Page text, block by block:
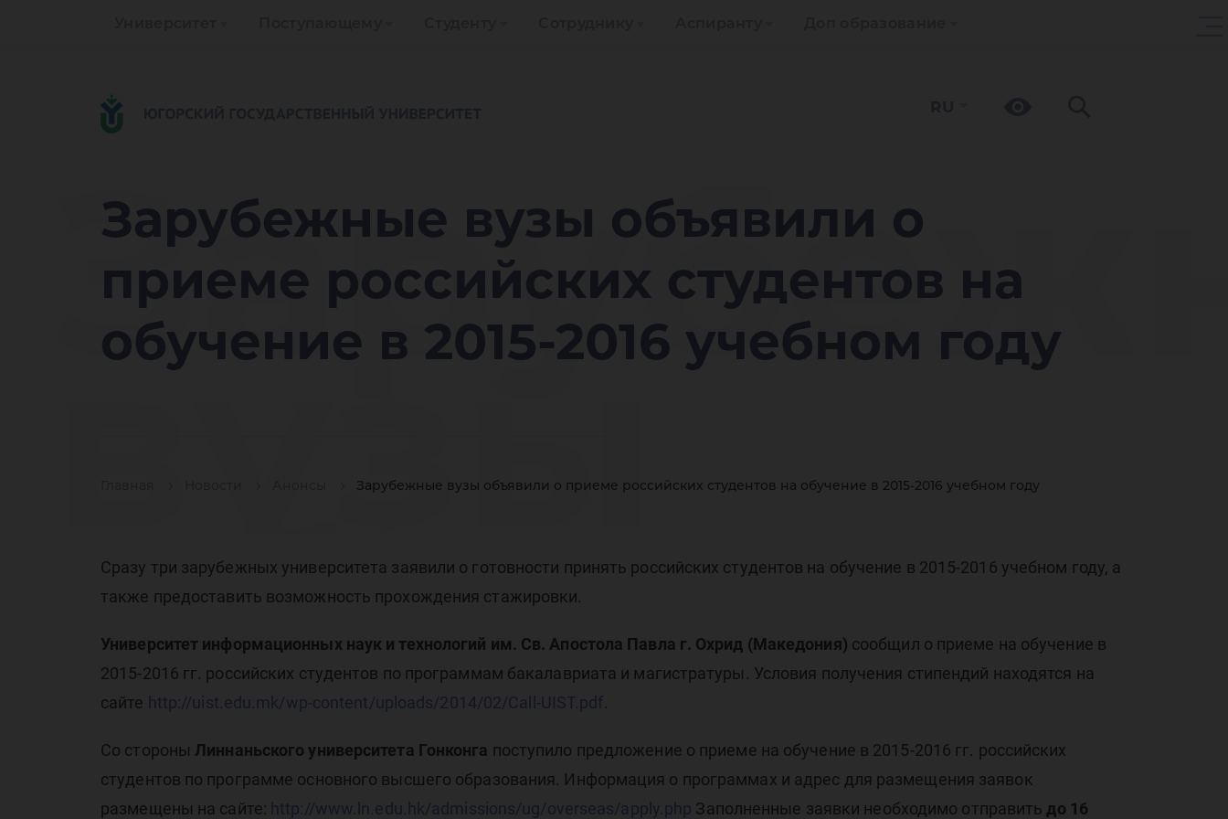
Зарубежные вузы объявили о
приеме российских студентов на
обучение в 2015-2016 учебном году
Зарубежные вузы объявили о приеме российских студентов на обучение в 2015-2016 учебном году
вузы
Сразу три зарубежных университета заявили о готовности принять российских студентов на обучение в 2015-2016 учебном году, а
также предоставить возможность прохождения стажировки.
Университет информационных наук и технологий им. Св. Апостола Павла г. Охрид (Македония) сообщил о приеме на обучение в
2015-2016 гг. российских студентов по программам бакалавриата и магистратуры. Условия получения стипендий находятся на
сайте http://uist.edu.mk/wp-content/uploads/2014/02/Call-UIST.pdf.
Со стороны Линнаньского университета Гонконга поступило предложение о приеме на обучение в 2015-2016 гг. российских
студентов по программе основного высшего образования. Информация о программах и адрес для размещения заявок
размещены на сайте: http://www.ln.edu.hk/admissions/ug/overseas/apply.php Заполненные заявки необходимо отправить до 16